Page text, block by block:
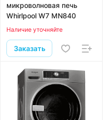
микроволновая печь
Whirlpool W7 MN840
Наличие уточняйте
Заказать